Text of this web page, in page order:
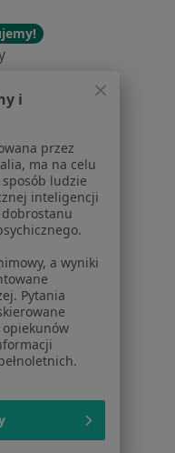
i
przez
ma na celu
ludzie
inteligencji
a wyniki
Pytania